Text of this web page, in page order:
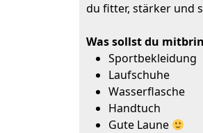
du fitter, stärker und
Was sollst du
Sportbekleidung
Laufschuhe
Wasserflasche
Handtuch
Gute Laune